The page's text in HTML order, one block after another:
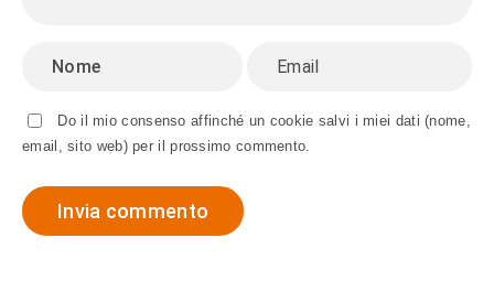
Do il mio consenso affinché un cookie salvi i miei dati (nome,
email, sito web) per il prossimo commento.